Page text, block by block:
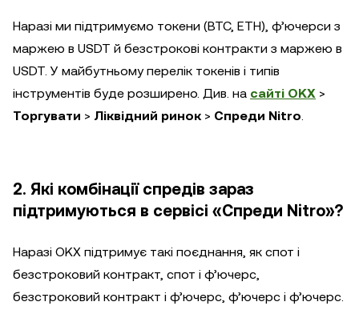
Наразі ми підтримуємо токени (BTC, ETH), ф’ючерси з
маржею в USDT й безстрокові контракти з маржею в
USDT. У майбутньому перелік токенів і типів
інструментів буде розширено. Див. на сайті OKX >
Торгувати > Ліквідний ринок > Спреди Nitro
2. Які комбінації спредів зараз
підтримуються в сервісі «Спреди Nitro»?
Наразі OKX підтримує такі поєднання, як спот і
безстроковий контракт, спот і ф’ючерс,
безстроковий контракт і ф’ючерс, ф’ючерс і ф’ючерс.